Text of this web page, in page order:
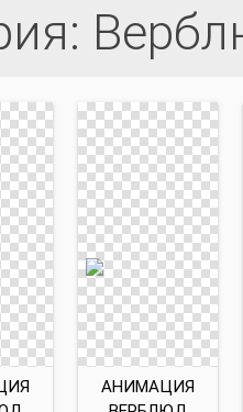
АНИМАЦИЯ